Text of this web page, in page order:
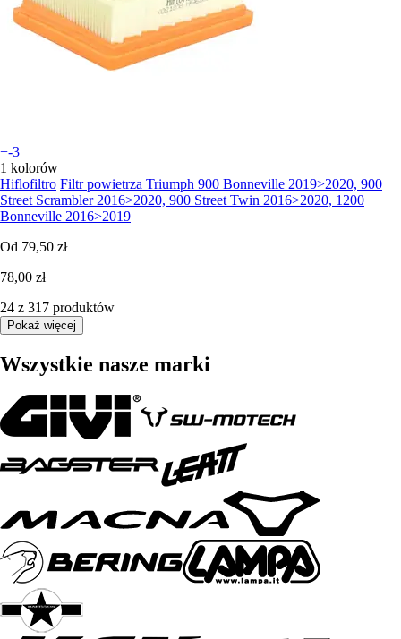
+-3
1 kolorów
Hiflofiltro Filtr powietrza Triumph 900 Bonneville 2019>2020, 900
Street Scrambler 2016>2020, 900 Street Twin 2016>2020, 1200
Bonneville 2016>2019
Od 79,50 zł
78,00 zł
24 z 317 produktów
Pokaż więcej
Wszystkie nasze marki